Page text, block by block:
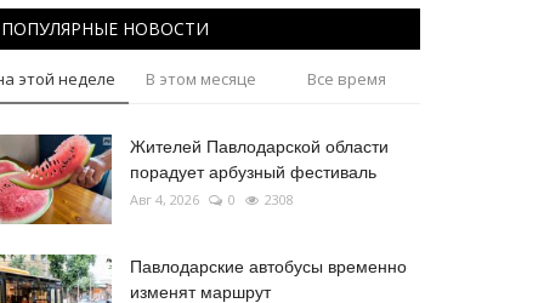
ПОПУЛЯРНЫЕ НОВОСТИ
этой неделе В этом месяце Все время
Жителей Павлодарской области
порадует арбузный фестиваль
Авг 4, 2026 0 2308
Павлодарские автобусы временно
изменят маршрут